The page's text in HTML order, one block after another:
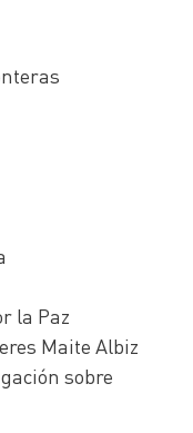
la Paz
Maite Albiz
sobre